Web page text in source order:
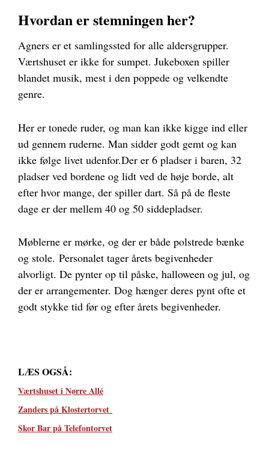
Hvordan er stemningen her?
Agners er et samlingssted for alle aldersgrupper.
Værtshuset er ikke for sumpet. Jukeboxen spiller
blandet musik, mest i den poppede og velkendte
genre.
Her er tonede ruder, og man kan ikke kigge ind eller
ud gennem ruderne. Man sidder godt gemt og kan
ikke følge livet udenfor.Der er 6 pladser i baren, 32
pladser ved bordene og lidt ved de høje borde, alt
efter hvor mange, der spiller dart. Så på de fleste
dage er der mellem 40 og 50 siddepladser.
Møblerne er mørke, og der er både polstrede bænke
og stole. Personalet tager årets begivenheder
alvorligt. De pynter op til påske, halloween og jul, og
der er arrangementer. Dog hænger deres pynt ofte et
godt stykke tid før og efter årets begivenheder.
LÆS OGSÅ:
Værtshuset i Nørre Allé
Zanders på Klostertorvet
Skor Bar på Telefontorvet